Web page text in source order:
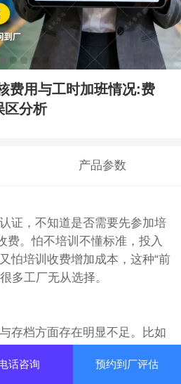
费用与工时加班情况:费
区分析
产品参数
证，不知道是否需要先参加培
费。怕不培训不懂标准，投入
怕培训收费增加成本，这种“前
多工厂无从选择。
存档方面存在明显不足。比如
求存档，或存档文件杂乱无
确认，或培训内容与岗位合规
话咨询 预约到厂评估